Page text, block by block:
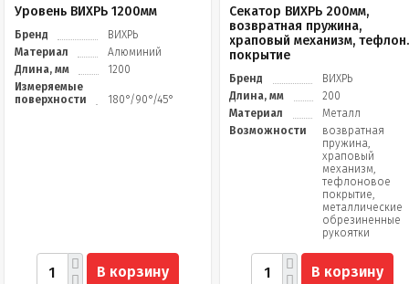
Уровень ВИХРЬ 1200мм
Бренд
ВИХРЬ
Материал
Алюминий
Длина, мм
1200
Измеряемые
поверхности
180°/90°/45°
В корзину
Секатор ВИХРЬ 200мм,
возвратная пружина,
храповый механизм, тефлон.
покрытие
Бренд
ВИХРЬ
Длина, мм
200
Материал
Металл
Возможности
возвратная
пружина,
храповый
механизм,
тефлоновое
покрытие,
металлические
обрезиненные
рукоятки
В корзину